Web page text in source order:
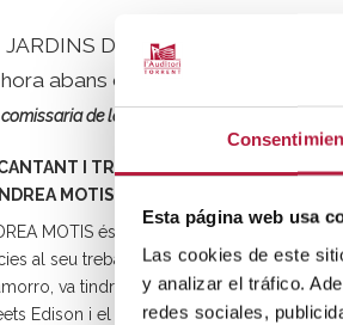
Esta página web usa
Las cookies de este
y analizar el tráfico.
redes sociales,
JARDINS DE L'HORT DE
hora abans de l'inici dels concerts.
comissaria de la Policia Local.
I TROMPETISTA
MOTIS GUITAR TRIO
MOTIS és cantant, trompetista i
al seu treball amb la Sant Andreu Jazz
va tindre l'oportunitat de treballar
Edison i el saxo alt com Johnny